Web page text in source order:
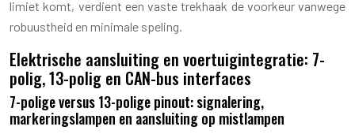
limiet komt, verdient een vaste trekhaak de voorkeur vanwege
robuustheid en minimale speling.
Elektrische aansluiting en voertuigintegratie: 7-
polig, 13-polig en CAN-bus interfaces
7-polige versus 13-polige pinout: signalering,
markeringslampen en aansluiting op mistlampen